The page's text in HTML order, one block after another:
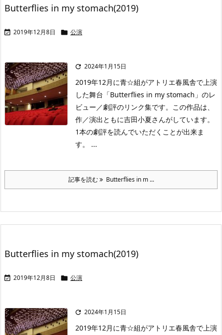
Butterflies in my stomach(2019)
 2019年12月8日  公演
 2024年1月15日
2019年12月に青☆組がアトリエ春風舎で上演
した舞台「Butterflies in my stomach」のレ
ビュー／劇評のリンク集です。この作品は、
作／演出ともに吉田小夏さんがしています。
1本の劇評を読んでいただくことが出来ま
す。 ...
記事を読む Butterflies in m ...
Butterflies in my stomach(2019)
 2019年12月8日  公演
 2024年1月15日
2019年12月に青☆組がアトリエ春風舎で上演